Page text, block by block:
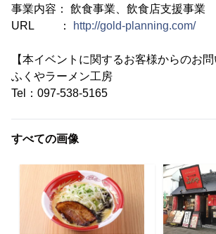
事業内容： 飲食事業、飲食店支援事業
URL ：
http://gold-planning.com/
【本イベントに関するお客様からのお問
ふくやラーメン工房
Tel：097-538-5165
すべての画像